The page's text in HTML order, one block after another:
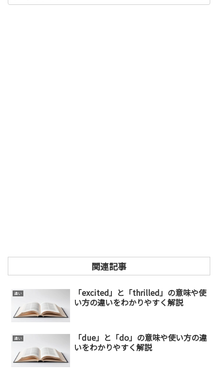
関連記事
違い
「excited」と「thrilled」の意味や使
い方の違いをわかりやすく解説
違い
「due」と「do」の意味や使い方の違
いをわかりやすく解説